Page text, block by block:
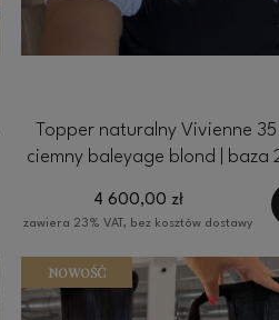
Topper naturalny Vivienne 35
ciemny baleyage blond | baza
4 600,00 zł
zawiera 23% VAT, bez kosztów dostawy
NOWOŚĆ